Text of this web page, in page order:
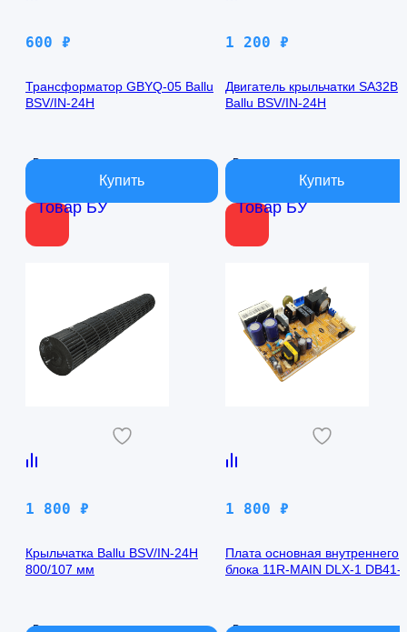
Товар БУ
600 ₽
Трансформатор GBYQ-05 Ballu
BSV/IN-24H
В наличии
Товар БУ
1 200 ₽
Двигатель крыльчатки SA32B
Ballu BSV/IN-24H
В наличии
1 800 ₽
Крыльчатка Ballu BSV/IN-24H
800/107 мм
В наличии
1 800 ₽
Плата основная внутреннего
блока 11R-MAIN DLX-1 DB41-
В наличии